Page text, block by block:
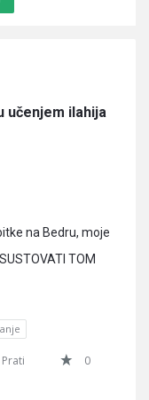
učenjem ilahija
na Bedru, moje
TOM
Prati
0